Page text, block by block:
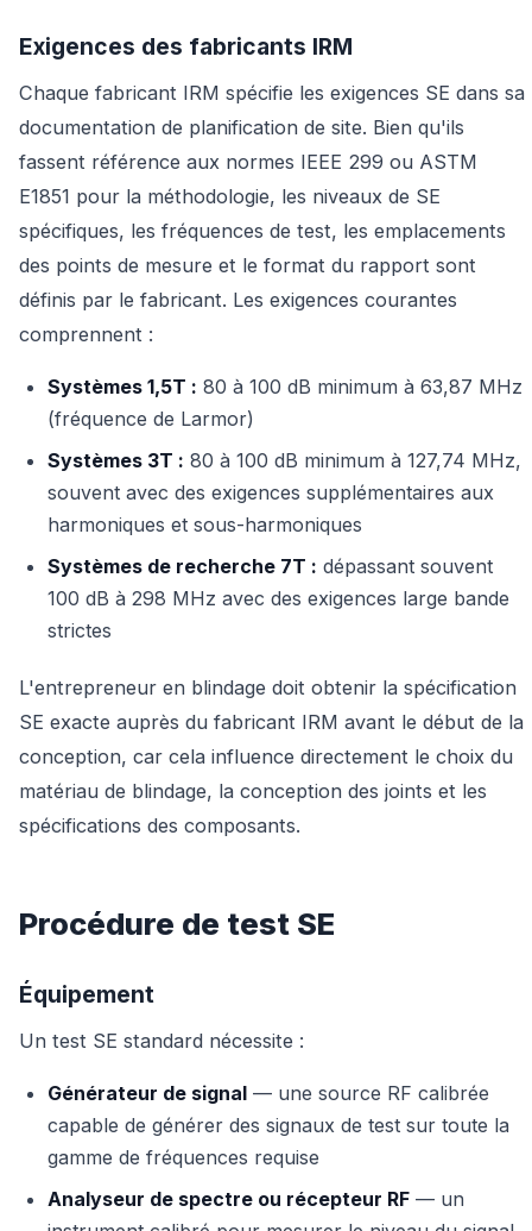
Exigences des fabricants IRM
Chaque fabricant IRM spécifie les exigences SE dans sa
documentation de planification de site. Bien qu'ils
fassent référence aux normes IEEE 299 ou ASTM
E1851 pour la méthodologie, les niveaux de SE
spécifiques, les fréquences de test, les emplacements
des points de mesure et le format du rapport sont
définis par le fabricant. Les exigences courantes
comprennent :
Systèmes 1,5T : 80 à 100 dB minimum à 63,87 MHz
(fréquence de Larmor)
Systèmes 3T : 80 à 100 dB minimum à 127,74 MHz,
souvent avec des exigences supplémentaires aux
harmoniques et sous-harmoniques
Systèmes de recherche 7T : dépassant souvent
100 dB à 298 MHz avec des exigences large bande
strictes
L'entrepreneur en blindage doit obtenir la spécification
SE exacte auprès du fabricant IRM avant le début de la
conception, car cela influence directement le choix du
matériau de blindage, la conception des joints et les
spécifications des composants.
Procédure de test SE
Équipement
Un test SE standard nécessite :
Générateur de signal — une source RF calibrée
capable de générer des signaux de test sur toute la
gamme de fréquences requise
Analyseur de spectre ou récepteur RF — un